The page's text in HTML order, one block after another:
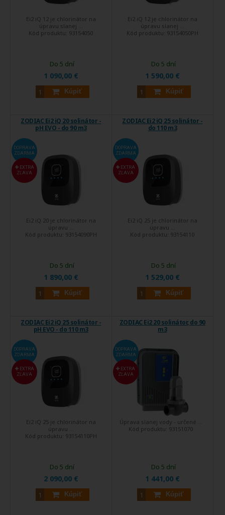
Ei2 iQ 12 je chlorinátor na
úpravu slanej ...
Kód produktu: 93154050
1 090,00 €
Kúpiť
Do 5 dní
Ei2 iQ 12 je chlorinátor na
úpravu slanej ...
Kód produktu: 93154050PH
1 590,00 €
Kúpiť
Do 5 dní
ZODIAC Ei2 iQ 20 solinátor -
pH EVO - do 90 m3
DOPRAVA
ZDARMA
EXTRA
ZĽAVA
Ei2 iQ 20 je chlorinátor na
úpravu ...
Kód produktu: 93154090PH
1 890,00 €
Kúpiť
Do 5 dní
ZODIAC Ei2 iQ 25 solinátor -
do 110 m3
DOPRAVA
ZDARMA
EXTRA
ZĽAVA
Ei2 iQ 25 je chlorinátor na
úpravu ...
Kód produktu: 93154110
1 529,00 €
Kúpiť
Do 5 dní
ZODIAC Ei2 iQ 25 solinátor -
pH EVO - do 110 m3
DOPRAVA
ZDARMA
EXTRA
ZĽAVA
Ei2 iQ 25 je chlorinátor na
úpravu ...
Kód produktu: 93154110PH
2 090,00 €
Kúpiť
Do 5 dní
ZODIAC Ei2 20 solinátor, do 90
m3
DOPRAVA
ZDARMA
EXTRA
ZĽAVA
Úprava slanej vody - určené ...
Kód produktu: 93151070
1 441,00 €
Kúpiť
Do 5 dní